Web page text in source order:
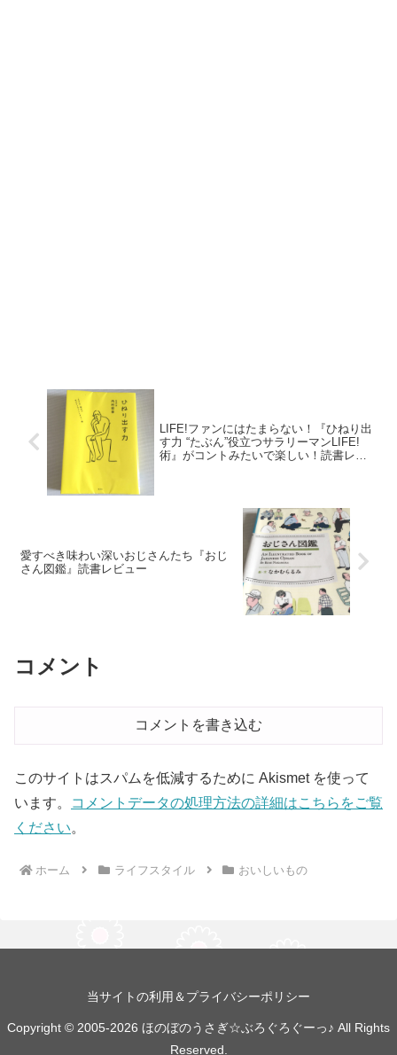
LIFE!ファンにはたまらない！『ひねり出
す力 “たぶん”役立つサラリーマンLIFE!
術』がコントみたいで楽しい！読書レビ
愛すべき味わい深いおじさんたち『おじ
さん図鑑』読書レビュー
コメント
コメントを書き込む
このサイトはスパムを低減するために Akismet を使って
います。
コメントデータの処理方法の詳細はこちらをご覧
ください。
ホーム ライフスタイル おいしいもの
当サイトの利用＆プライバシーポリシー
Copyright © 2005-2026 ほのぼのうさぎ☆ぶろぐろぐーっ♪ All Rights
Reserved.